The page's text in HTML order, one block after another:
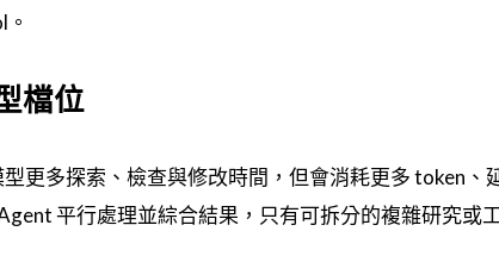
檔位
更多探索、檢查與修改時間，但會消耗更多 token、
平行處理並綜合結果，只有可拆分的複雜研究或